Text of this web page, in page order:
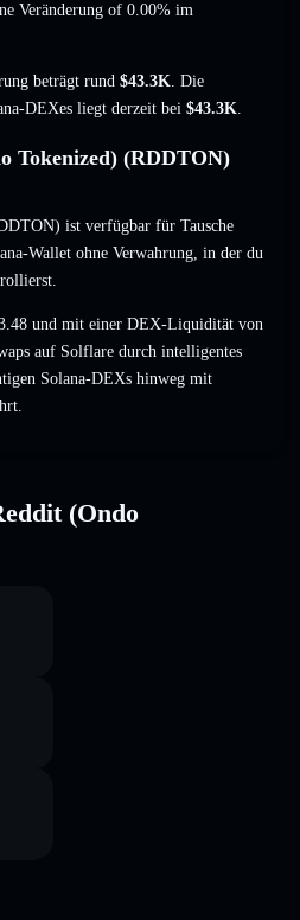
Veränderung of 0.00% im
beträgt rund $43.3K. Die
DEXes liegt derzeit bei $43.3K.
Tokenized) (RDDTON)
ist verfügbar für Tausche
Wallet ohne Verwahrung, in der du
und mit einer DEX-Liquidität von
auf Solflare durch intelligentes
Solana-DEXs hinweg mit
(Ondo